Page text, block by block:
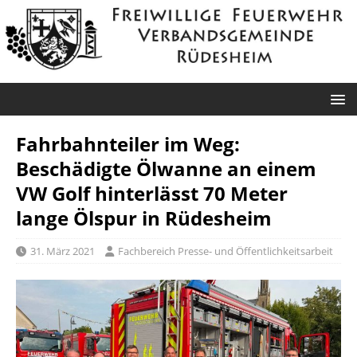
Fahrbahnteiler im Weg:
Beschädigte Ölwanne an einem
VW Golf hinterlässt 70 Meter
lange Ölspur in Rüdesheim
31. März 2021 Fachbereich Presse- und Öffentlichkeitsarbeit